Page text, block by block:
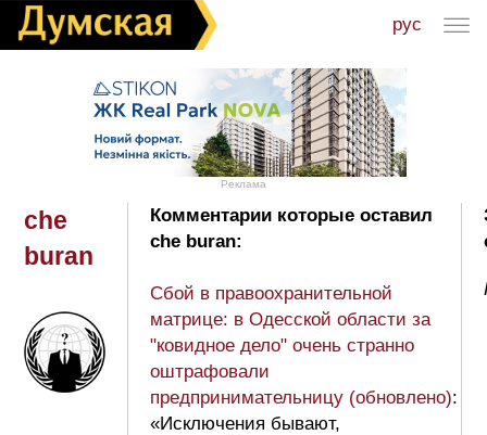
рус
Реклама
che
buran
Комментарии которые оставил
che buran:
Сбой в правоохранительной
матрице: в Одесской области за
"ковидное дело" очень странно
оштрафовали
предпринимательницу (обновлено):
«Исключения бывают,